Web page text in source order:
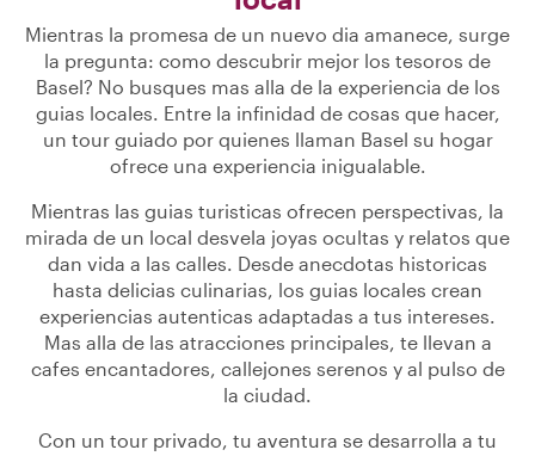
Mientras la promesa de un nuevo dia amanece, surge
la pregunta: como descubrir mejor los tesoros de
Basel? No busques mas alla de la experiencia de los
guias locales. Entre la infinidad de cosas que hacer,
un tour guiado por quienes llaman Basel su hogar
ofrece una experiencia inigualable.
Mientras las guias turisticas ofrecen perspectivas, la
mirada de un local desvela joyas ocultas y relatos que
dan vida a las calles. Desde anecdotas historicas
hasta delicias culinarias, los guias locales crean
experiencias autenticas adaptadas a tus intereses.
Mas alla de las atracciones principales, te llevan a
cafes encantadores, callejones serenos y al pulso de
la ciudad.
Con un tour privado, tu aventura se desarrolla a tu